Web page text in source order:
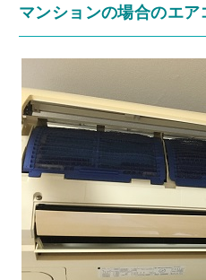
マンションの場合のエ